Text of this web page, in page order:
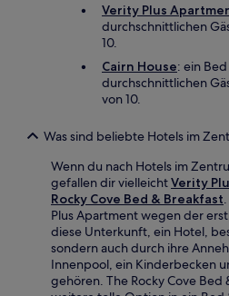
Verity Plus
durchschnittlichen
10.
Cairn House: ein
durchschnittlichen
von 10.
Was sind beliebte Hotels im
Wenn du nach Hotels im
gefallen dir vielleichtVerity
Rocky Cove Bed & Breakfast
Plus Apartment wegen der
diese Unterkunft, ein Hotel,
sondern auch durch ihre
Innenpool, ein Kinderbecken
gehören. The Rocky Cove Bed